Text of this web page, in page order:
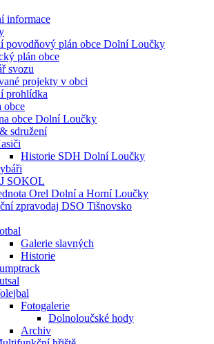
informace
povodňový plán obce Dolní Loučky
plán obce
svozu
projekty v obci
prohlídka
obce
obce Dolní Loučky
sdružení
Historie SDH Dolní Loučky
SOKOL
Orel Dolní a Horní Loučky
zpravodaj DSO Tišnovsko
Galerie slavných
Historie
Fotogalerie
Dolnoloučské hody
Archiv